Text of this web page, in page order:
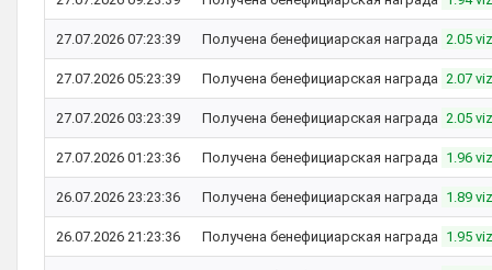
27.07.2026 07:23:39 Получена бенефициарская награда 2.05 viz
27.07.2026 05:23:39 Получена бенефициарская награда 2.07 viz
27.07.2026 03:23:39 Получена бенефициарская награда 2.05 viz
27.07.2026 01:23:36 Получена бенефициарская награда 1.96 viz
26.07.2026 23:23:36 Получена бенефициарская награда 1.89 viz
26.07.2026 21:23:36 Получена бенефициарская награда 1.95 viz